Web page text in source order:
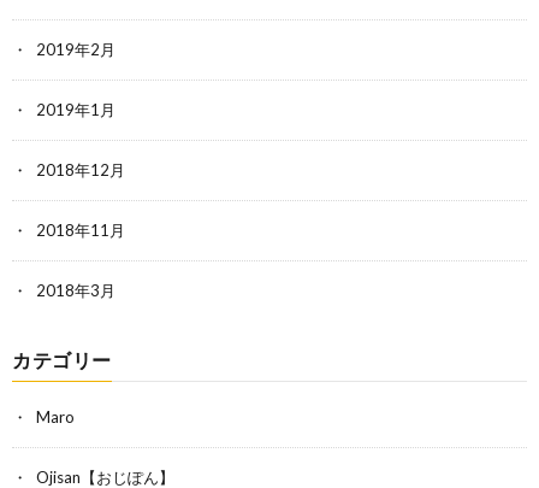
2019年2月
2019年1月
2018年12月
2018年11月
2018年3月
カテゴリー
Maro
Ojisan【おじぽん】